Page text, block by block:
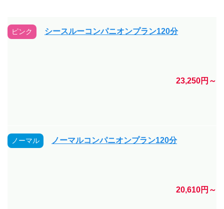
ピンク シースルーコンパニオンプラン120分
23,250円～
ノーマル ノーマルコンパニオンプラン120分
20,610円～